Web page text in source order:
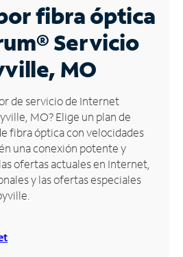
fibra óptica
Servicio
MO
de servicio de Internet
MO? Elige un plan de
fibra óptica con velocidades
una conexión potente y
ofertas actuales en Internet,
y las ofertas especiales